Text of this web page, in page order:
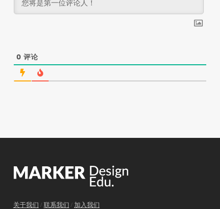
0 评论
关于我们 / 联系我们 / 加入我们